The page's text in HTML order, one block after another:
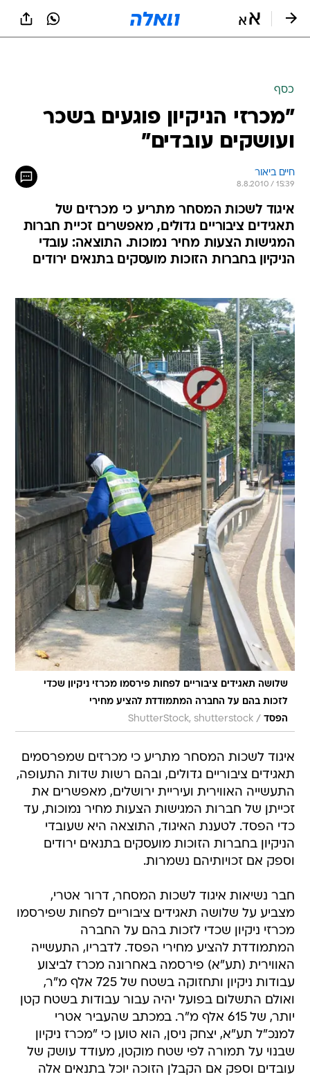
כסף
"מכרזי הניקיון פוגעים בשכר
ועושקים עובדים"
חיים ביאור
8.8.2010 / 15:39
איגוד לשכות המסחר מתריע כי מכרזים של
תאגידים ציבוריים גדולים, מאפשרים זכיית חברות
המגישות הצעות מחיר נמוכות. התוצאה: עובדי
הניקיון בחברות הזוכות מועסקים בתנאים ירודים
שלושה תאגידים ציבוריים לפחות פירסמו מכרזי ניקיון שכדי
לזכות בהם על החברה המתמודדת להציע מחירי
הפסד /
ShutterStock, shutterstock
איגוד לשכות המסחר מתריע כי מכרזים שמפרסמים
תאגידים ציבוריים גדולים, ובהם רשות שדות התעופה,
התעשייה האווירית ועיריית ירושלים, מאפשרים את
זכייתן של חברות המגישות הצעות מחיר נמוכות, עד
כדי הפסד. לטענת האיגוד, התוצאה היא שעובדי
הניקיון בחברות הזוכות מועסקים בתנאים ירודים
וספק אם זכויותיהם נשמרות.
חבר נשיאות איגוד לשכות המסחר, דרור אטרי,
מצביע על שלושה תאגידים ציבוריים לפחות שפירסמו
מכרזי ניקיון שכדי לזכות בהם על החברה
המתמודדת להציע מחירי הפסד. לדבריו, התעשייה
האווירית (תע"א) פירסמה באחרונה מכרז לביצוע
עבודות ניקיון ותחזוקה בשטח של 725 אלף מ"ר,
ואולם התשלום בפועל יהיה עבור עבודות בשטח קטן
יותר, של 615 אלף מ"ר. במכתב שהעביר אטרי
למנכ"ל תע"א, יצחק ניסן, הוא טוען כי "מכרז ניקיון
שבנוי על תמורה לפי שטח מוקטן, מעודד עושק של
עובדים וספק אם הקבלן הזוכה יוכל בתנאים אלה